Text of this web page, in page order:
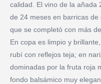
calidad. El vino de la añada
de 24 meses en barricas
que se completó con más
En copa es limpio y
rubí con reflejos teja; en
dominadas por la fruta roja
fondo balsámico muy